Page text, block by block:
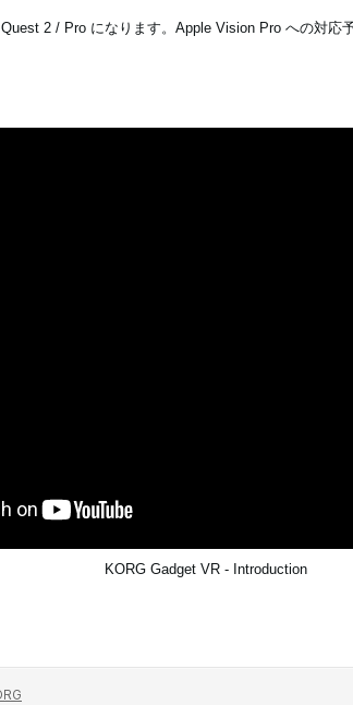
2 / Pro になります。Apple Vision Pro への対応
KORG Gadget VR - Introduction